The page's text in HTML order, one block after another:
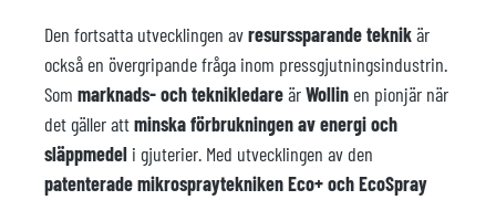
Den fortsatta utvecklingen avresurssparande teknikär
också en övergripande fråga inom pressgjutningsindustrin.
Som marknads- och teknikledareärWollin en pionjär när
det gäller attminska förbrukningen av energi och
släppmedel i gjuterier. Med utvecklingen av den
patenterade mikrospraytekniken Eco+ och EcoSpray